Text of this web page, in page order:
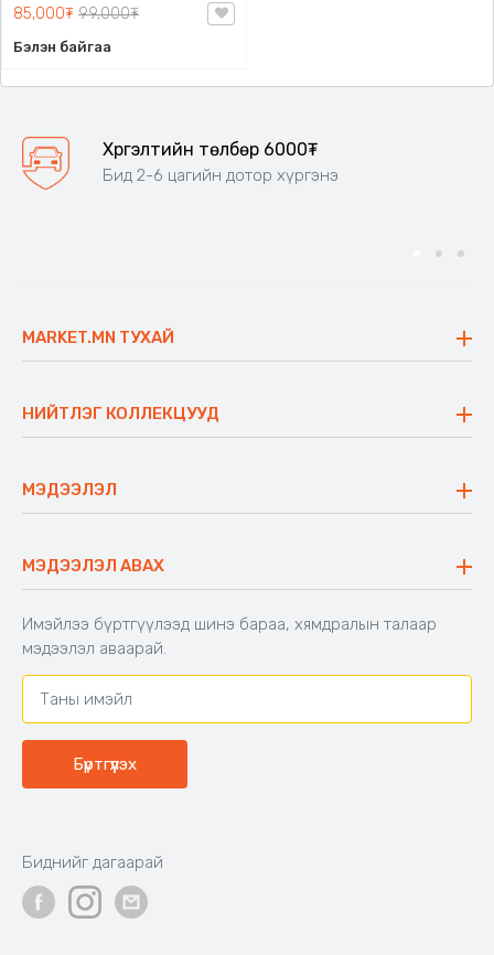
85,000₮ 99,000₮
Бэлэн байгаа
Хүргэлтийн төлбөр 6000₮
Бид 2-6 цагийн дотор хүргэнэ
MARKET.MN ТУХАЙ
Үнэт зүйлс
Ажлын байр
Блог
НИЙТЛЭГ КОЛЛЕКЦУУД
Сүүдрэвч
Аяны ширээ
Аяны түшлэгтэй сандал
МЭДЭЭЛЭЛ
Буцаалтын журам
Захиалга шалгах
Хамтран ажиллах
Холбоо барих
МЭДЭЭЛЭЛ АВАХ
Имэйлээ бүртгүүлээд шинэ бараа, хямдралын талаар
мэдээлэл аваарай.
Бүртгүүлэх
Биднийг дагаарай